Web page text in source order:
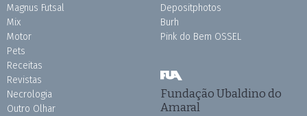
Magnus Futsal
Mix
Motor
Pets
Receitas
Revistas
Necrologia
Outro Olhar
Depositphotos
Burh
Pink do Bem OSSEL
Fundação Ubaldino do
Amaral